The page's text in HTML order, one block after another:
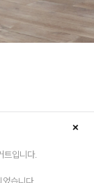
트입니다.